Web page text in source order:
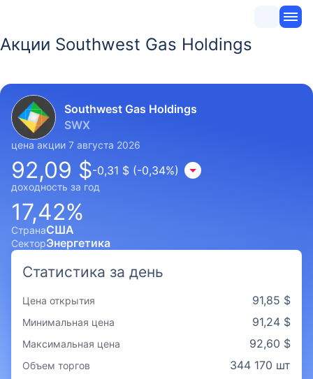
Акции Southwest Gas Holdings
Southwest Gas Holdings
SWX
цена акции 7 августа 2026
92,09 $-0,31 $ (-0,34%)
доходность за год
17,42%
СтранаСША
СекторЭнергетика
Статистика за день
Цена открытия 91,85 $
Минимальная цена 91,24 $
Максимальная цена 92,60 $
Объем торгов 344 170 шт